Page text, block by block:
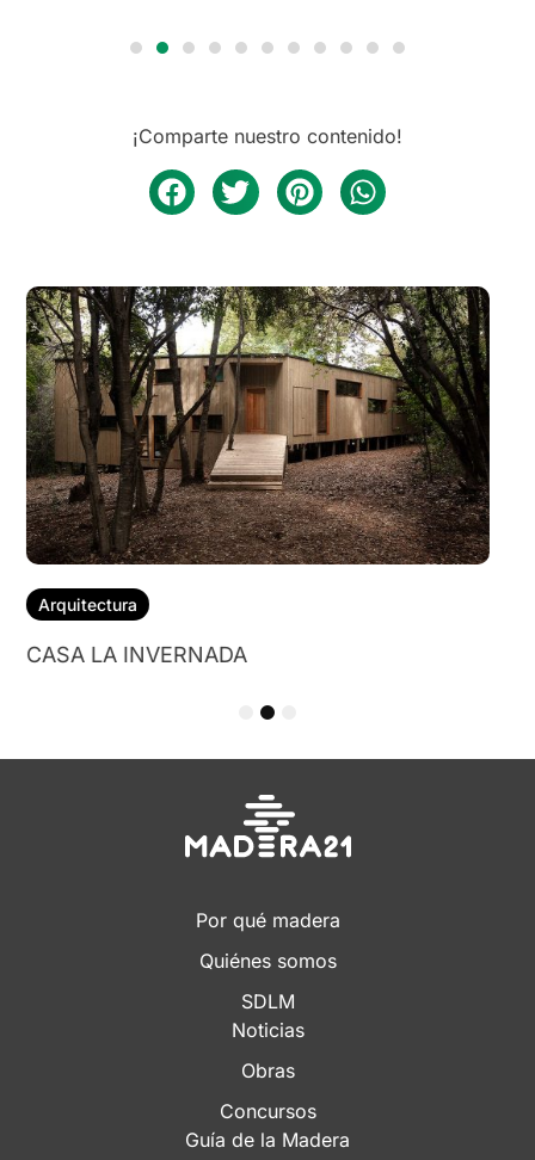
¡Comparte nuestro contenido!
Arquitectura
CASA NALA
Por qué madera
Quiénes somos
SDLM
Noticias
Obras
Concursos
Guía de la Madera